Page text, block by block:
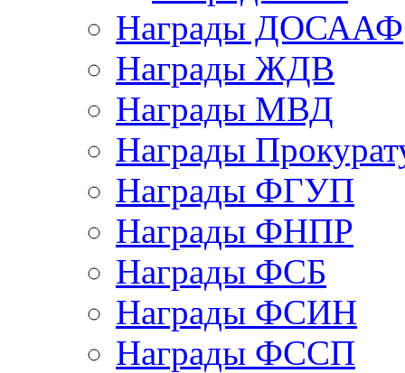
Награды ДОСААФ
Награды ЖДВ
Награды МВД
Награды
Награды ФГУП
Награды ФНПР
Награды ФСБ
Награды ФСИН
Награды ФССП